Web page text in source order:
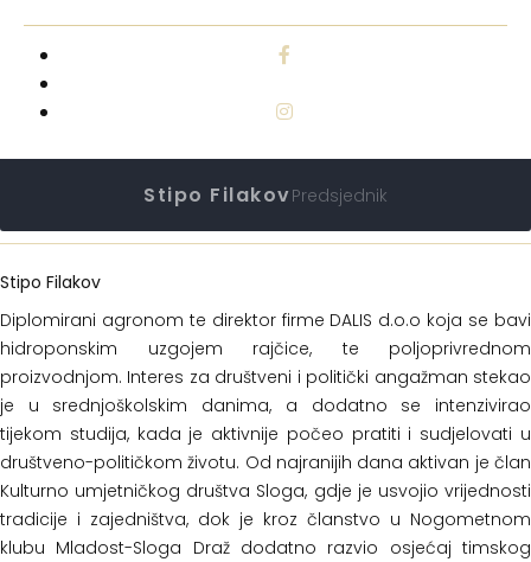
Stipo FilakovPredsjednik
Stipo Filakov
Diplomirani agronom te direktor firme DALIS d.o.o koja se bavi
hidroponskim uzgojem rajčice, te poljoprivrednom
proizvodnjom. Interes za društveni i politički angažman stekao
je u srednjoškolskim danima, a dodatno se intenzivirao
tijekom studija, kada je aktivnije počeo pratiti i sudjelovati u
društveno-političkom životu. Od najranijih dana aktivan je član
Kulturno umjetničkog društva Sloga, gdje je usvojio vrijednosti
tradicije i zajedništva, dok je kroz članstvo u Nogometnom
klubu Mladost-Sloga Draž dodatno razvio osjećaj timskog